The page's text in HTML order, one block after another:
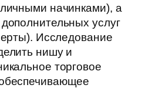
начинками), а
услуг
Исследование
нишу и
торговое